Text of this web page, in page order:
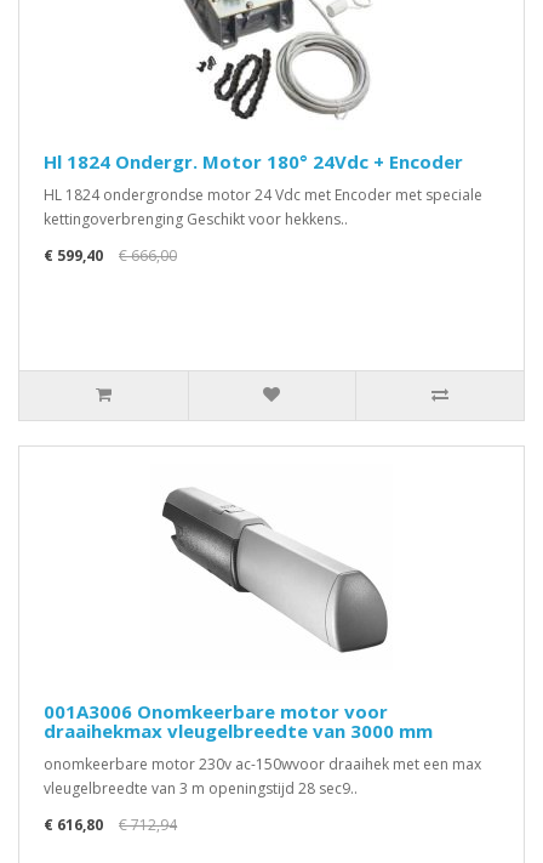
Hl 1824 Ondergr. Motor 180° 24Vdc + Encoder
HL 1824 ondergrondse motor 24 Vdc met Encoder met speciale
kettingoverbrenging Geschikt voor hekkens..
€ 599,40
€ 666,00
001A3006 Onomkeerbare motor voor
draaihekmax vleugelbreedte van 3000 mm
onomkeerbare motor 230v ac-150wvoor draaihek met een max
vleugelbreedte van 3 m openingstijd 28 sec9..
€ 616,80
€ 712,94